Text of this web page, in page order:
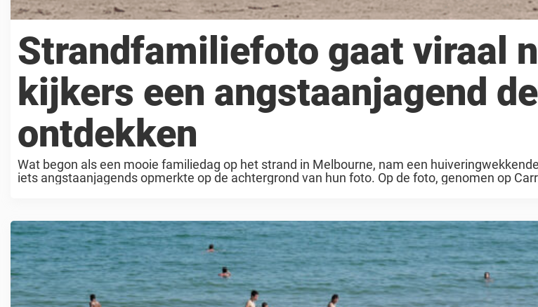
Strandfamiliefoto gaat viraal
kijkers een angstaanjagend
ontdekken
Wat begon als een mooie familiedag op het strand in Melbourne, nam een
iets angstaanjagends opmerkte op de achtergrond van hun foto. Op de foto, genomen op